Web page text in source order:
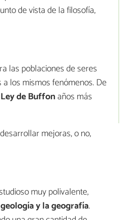
de vista de la filosofía,
las poblaciones de seres
los mismos fenómenos. De
Ley deBuffonaños más
mejoras, o no,
muy polivalente,
y la geografía.